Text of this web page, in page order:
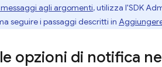
agli argomenti, utilizza l'SDK
seguire i passaggi descritti in
le opzioni di notifica